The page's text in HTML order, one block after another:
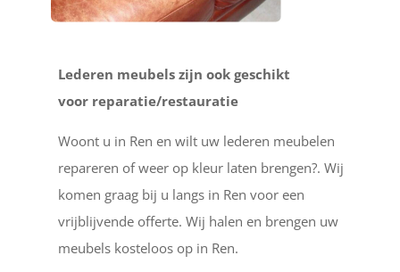
Lederen meubels zijn ook geschikt
voor reparatie/restauratie
Woont u in Ren en wilt uw lederen meubelen
repareren of weer op kleur laten brengen?. Wij
komen graag bij u langs in Ren voor een
vrijblijvende offerte. Wij halen en brengen uw
meubels kosteloos op in Ren.